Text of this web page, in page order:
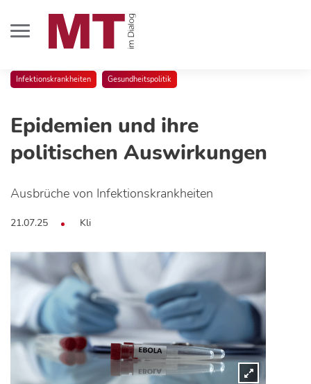
Infektionskrankheiten Gesundheitspolitik
Epidemien und ihre
politischen Auswirkungen
Ausbrüche von Infektionskrankheiten
21.07.25 Kli